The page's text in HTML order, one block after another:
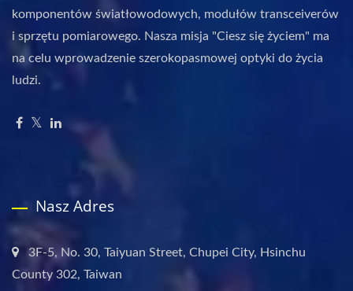
komponentów światłowodowych, modułów transceiverów
i sprzętu pomiarowego. Nasza misja "Ciesz się życiem" ma
na celu wprowadzenie szerokopasmowej optyki do życia
ludzi.
Nasz Adres
3F-5, No. 30, Taiyuan Street, Chupei City, Hsinchu
County 302, Taiwan